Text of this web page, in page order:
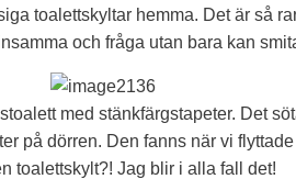
toalettskyltar hemma. Det är så
och fråga utan bara kan
med stänkfärgstapeter. Det
på dörren. Den fanns när vi
toalettskylt?! Jag blir i alla fall det!